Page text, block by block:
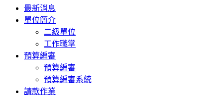
Toggle
navigation
最新消息
單位簡介
二級單位
工作職掌
預算編審
預算編審
預算編審系統
請款作業